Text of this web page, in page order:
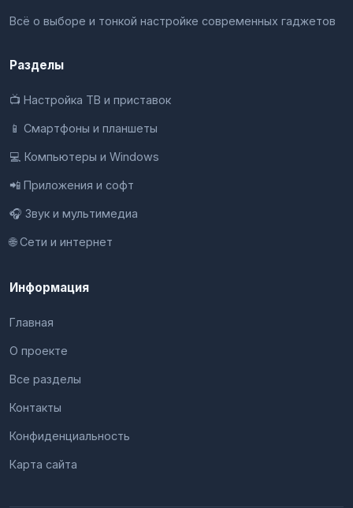
Всё о выборе и тонкой настройке современных гаджетов
Разделы
📺 Настройка ТВ и приставок
📱 Смартфоны и планшеты
💻 Компьютеры и Windows
📲 Приложения и софт
🎧 Звук и мультимедиа
🌐 Сети и интернет
Информация
Главная
О проекте
Все разделы
Контакты
Конфиденциальность
Карта сайта